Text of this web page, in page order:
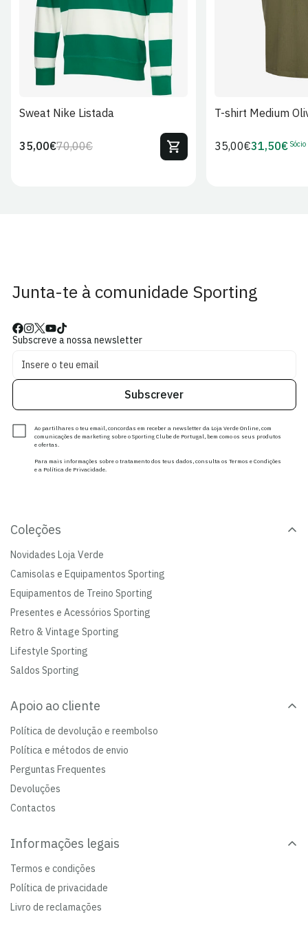
Sweat Nike Listada
Preço
70,00€Preço
35,00€
T-shirt Medium
Preço
35,00€Preço
31,50€ Sócio
Junta-te à comunidade Sporting
Subscreve a nossa newsletter
Subscrever
Ao partilhares o teu email, concordas em receber a newsletter da Loja Verde Online, com
comunicações de marketing sobre o Sporting Clube de Portugal, bem como os seus produtos
e ofertas.
Para mais informações sobre o tratamento dos teus dados, consulta os Termos e Condições
e a Política de Privacidade.
Coleções
Novidades Loja Verde
Camisolas e Equipamentos Sporting
Equipamentos de Treino Sporting
Presentes e Acessórios Sporting
Retro & Vintage Sporting
Lifestyle Sporting
Saldos Sporting
Apoio ao cliente
Política de devolução e reembolso
Política e métodos de envio
Perguntas Frequentes
Devoluções
Contactos
Informações legais
Termos e condições
Política de privacidade
Livro de reclamações